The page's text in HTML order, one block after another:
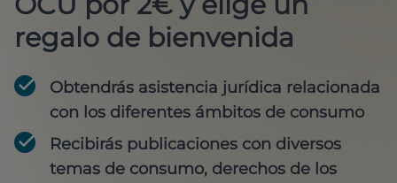
regalo de bienvenida
Obtendrás asistencia jurídica relacionada
con los diferentes ámbitos de consumo
Recibirás publicaciones con diversos
temas de consumo, derechos de los